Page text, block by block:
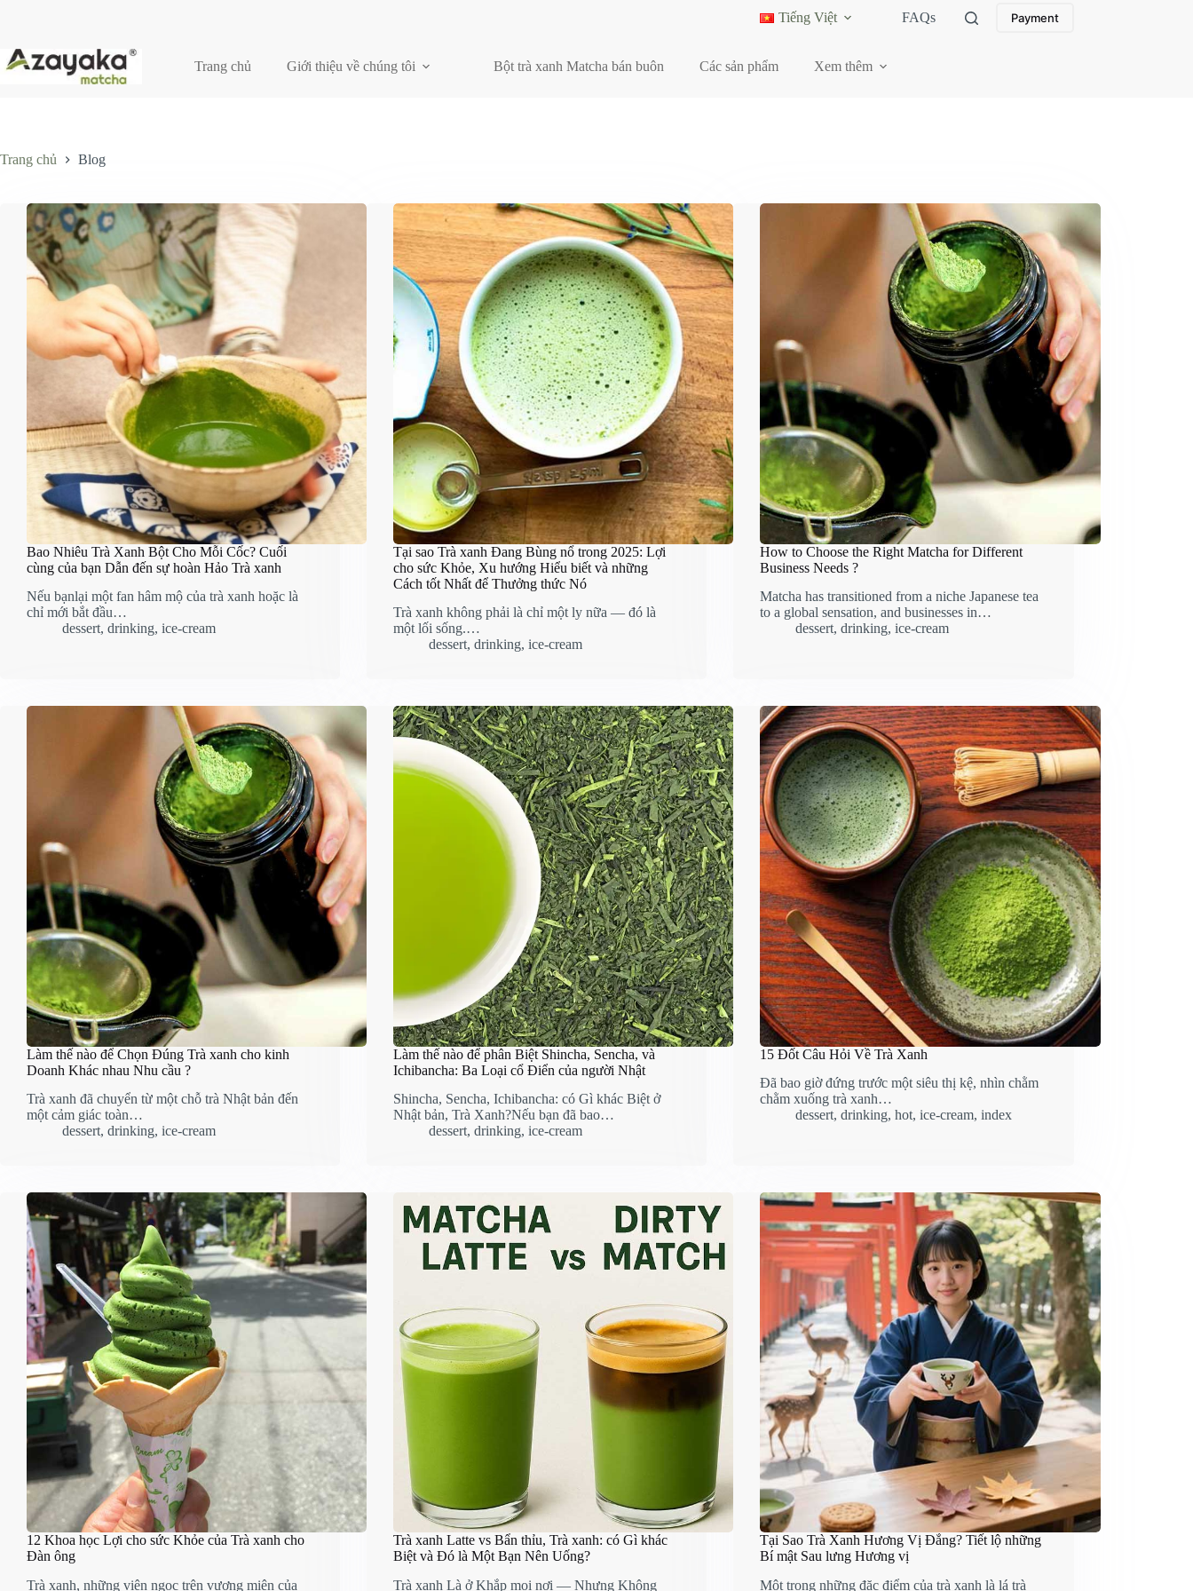
nội
dung
Tiếng Việt FAQs Payment
Trang chủ Giới thiệu về chúng tôi Bột trà xanh Matcha bán buôn Các sản phẩm Xem thêm
Trang chủ Blog
Bao Nhiêu Trà Xanh Bột Cho Mỗi Cốc? Cuối
cùng của bạn Dẫn đến sự hoàn Hảo Trà xanh
Nếu bạnlại một fan hâm mộ của trà xanh hoặc là
chỉ mới bắt đầu…
dessert, drinking, ice-cream
Tại sao Trà xanh Đang Bùng nổ trong 2025: Lợi
cho sức Khỏe, Xu hướng Hiểu biết và những
Cách tốt Nhất để Thưởng thức Nó
Trà xanh không phải là chỉ một ly nữa — đó là
một lối sống.…
dessert,drinking,ice-cream
How to Choose the Right Matcha for Different
Business Needs ?
Matcha has transitioned from a niche Japanese tea
to a global sensation, and businesses in…
dessert,drinking,ice-cream
Làm thế nào để Chọn Đúng Trà xanh cho kinh
Doanh Khác nhau Nhu cầu ?
Trà xanh đã chuyển từ một chỗ trà Nhật bản đến
một cảm giác toàn…
dessert, drinking, ice-cream
Làm thế nào để phân Biệt Shincha, Sencha, và
Ichibancha: Ba Loại cổ Điển của người Nhật
Shincha, Sencha, Ichibancha: có Gì khác Biệt ở
Nhật bản, Trà Xanh?Nếu bạn đã bao…
dessert,drinking,ice-cream
15 Đốt Câu Hỏi Về Trà Xanh
Đã bao giờ đứng trước một siêu thị kệ, nhìn chằm
chằm xuống trà xanh…
dessert,drinking,hot,ice-cream,index
12 Khoa học Lợi cho sức Khỏe của Trà xanh cho
Đàn ông
Trà xanh, những viên ngọc trên vương miện của
Trà xanh Latte vs Bẩn thỉu, Trà xanh: có Gì khác
Biệt và Đó là Một Bạn Nên Uống?
Trà xanh Là ở Khắp mọi nơi — Nhưng Không
Tại Sao Trà Xanh Hương Vị Đắng? Tiết lộ những
Bí mật Sau lưng Hương vị
Một trong những đặc điểm của trà xanh là lá trà